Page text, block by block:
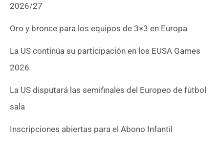
2026/27
Oro y bronce para los equipos de 3×3 en Europa
La US continúa su participación en los EUSA Games
2026
La US disputará las semifinales del Europeo de fútbol
sala
Inscripciones abiertas para el Abono Infantil